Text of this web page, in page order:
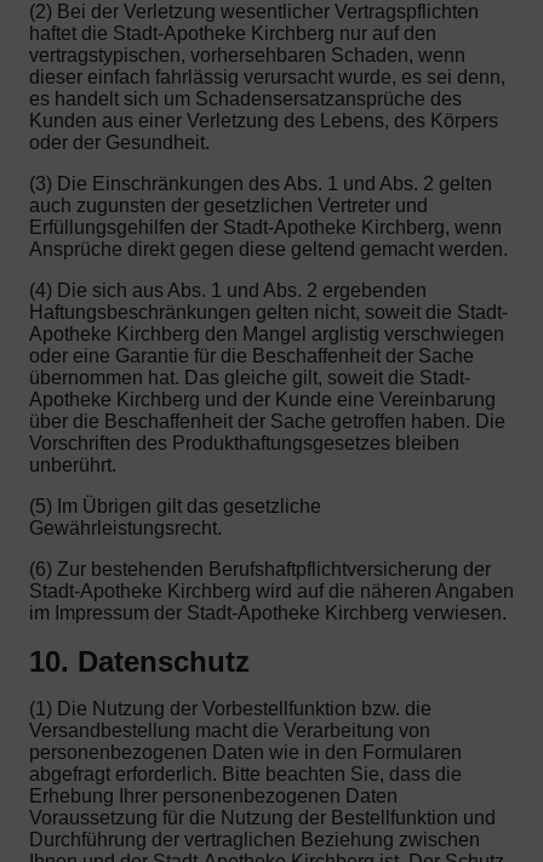
(2) Bei der Verletzung wesentlicher Vertragspflichten
haftet die Stadt-Apotheke Kirchberg nur auf den
vertragstypischen, vorhersehbaren Schaden, wenn
dieser einfach fahrlässig verursacht wurde, es sei denn,
es handelt sich um Schadensersatzansprüche des
Kunden aus einer Verletzung des Lebens, des Körpers
oder der Gesundheit.
(3) Die Einschränkungen des Abs. 1 und Abs. 2 gelten
auch zugunsten der gesetzlichen Vertreter und
Erfüllungsgehilfen der Stadt-Apotheke Kirchberg, wenn
Ansprüche direkt gegen diese geltend gemacht werden.
(4) Die sich aus Abs. 1 und Abs. 2 ergebenden
Haftungsbeschränkungen gelten nicht, soweit die Stadt-
Apotheke Kirchberg den Mangel arglistig verschwiegen
oder eine Garantie für die Beschaffenheit der Sache
übernommen hat. Das gleiche gilt, soweit die Stadt-
Apotheke Kirchberg und der Kunde eine Vereinbarung
über die Beschaffenheit der Sache getroffen haben. Die
Vorschriften des Produkthaftungsgesetzes bleiben
unberührt.
(5) Im Übrigen gilt das gesetzliche
Gewährleistungsrecht.
(6) Zur bestehenden Berufshaftpflichtversicherung der
Stadt-Apotheke Kirchberg wird auf die näheren Angaben
im Impressum der Stadt-Apotheke Kirchberg verwiesen.
10. Datenschutz
(1) Die Nutzung der Vorbestellfunktion bzw. die
Versandbestellung macht die Verarbeitung von
personenbezogenen Daten wie in den Formularen
abgefragt erforderlich. Bitte beachten Sie, dass die
Erhebung Ihrer personenbezogenen Daten
Voraussetzung für die Nutzung der Bestellfunktion und
Durchführung der vertraglichen Beziehung zwischen